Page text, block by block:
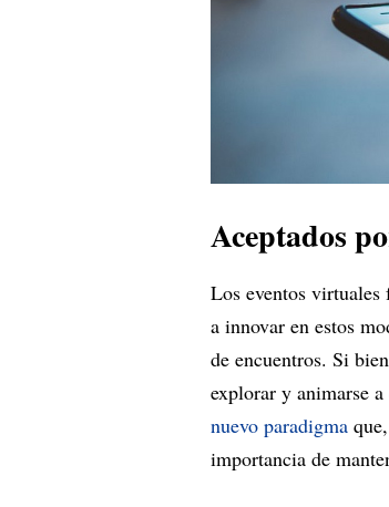
Aceptados
Los eventos
a innovar en estos
de encuentros. Si
explorar y animarse
nuevo paradigma
importancia de